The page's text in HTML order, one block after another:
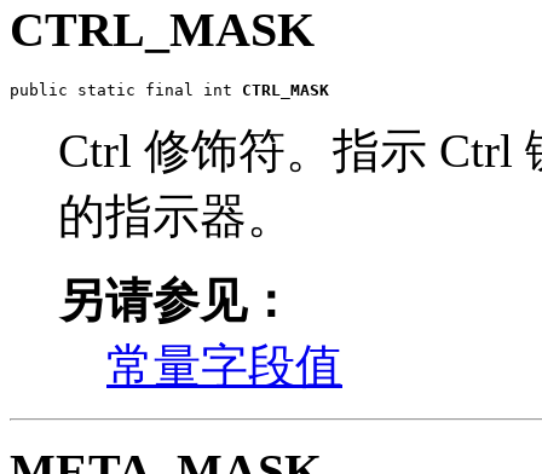
CTRL_MASK
public static final int CTRL_MASK
Ctrl 修饰符。指示 Ctrl
的指示器。
另请参见：
常量字段值